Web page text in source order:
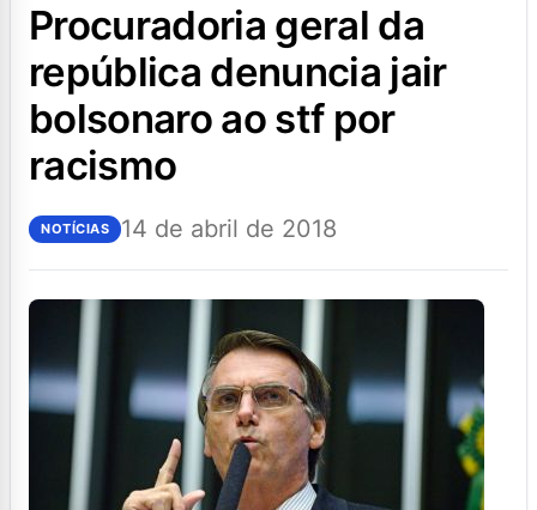
procuradoria geral da
república denuncia jair
bolsonaro ao stf por
racismo
NOTÍCIAS 14 de abril de 2018